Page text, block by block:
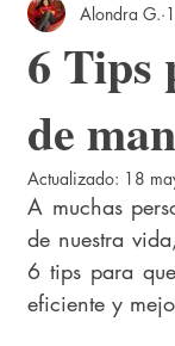
6 Tips
de
Alondra G.
Actualizado: 18
A muchas
de nuestra
6 tips para
eficiente y